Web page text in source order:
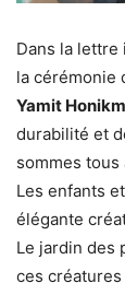
Dans la
la cérémonie
Yamit
durabilité et
sommes
Les enfants
élégante
Le jardin des
ces